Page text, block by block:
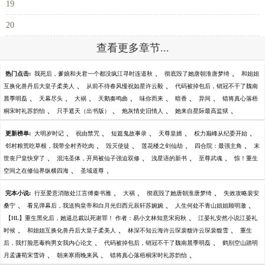
19
20
查看更多章节...
热门点击: 我死后，爹娘和夫君一个都没疯江寻时连道秋 、 彻底毁了她唐朝淮唐梦绮 、 和姐姐
互换化兽丹后大皇子柔美人 、 从前不待春风慢祝如星许云毅 、 代码被掉包后，销冠不干了魏南
晨季明磊 、 天幕尽头 、 大祸 、 天鹅奏鸣曲 、 味你而来 、 暗香 、 异间 、 错将真心落梧
桐宋时礼苏韵怡 、 只手遮天（出书版） 、 炮灰情史旧情人 、 她来自星际最高监狱 、
更新榜单: 大明岁时记 、 祝由禁咒 、 短篇鬼故事录 、 天尊皇婿 、 权力巅峰从纪委开始 、
邻村粮荒吃草根，我带全村齐吃肉 、 毁灭使徒 、 莲花楼之剑仙劫 、 四合院：最强主角 、 末
世丧尸皇快穿了 、 混沌圣体，开局被仙子强迫双修 、 浅星语的新书 、 至尊武魂 、 惊！重生
空间之在修仙界纵横四海 、 圣域道尊 、
完本小说: 行至爱意消散处江言傅秦书雅 、 大祸 、 彻底毁了她唐朝淮唐梦绮 、 失效攻略裴安
桑宁 、 看见弹幕后，我送狗皇帝和白月光归西元辰轩苏婉婉 、 人生何处不青山姐姐顾明澈 、
【HL】重生黑化后，她逼总裁以死谢罪！ 作者：易小文林知意宋宛秋 、 江晏礼安然小说江晏礼
时候 、 和姐姐互换化兽丹后大皇子柔美人 、 林深不知云海许云琛裴馥许云琛裴馥雪 、 重生
后，我打脸恶毒狗男女我内心论文 、 代码被掉包后，销冠不干了魏南晨季明磊 、 鹤别空山踏明
月孟谦荀宋雪诗 、 朝来寒雨晚来风 、 错将真心落梧桐宋时礼苏韵怡 、